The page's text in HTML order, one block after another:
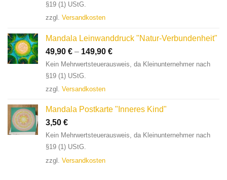
§19 (1) UStG.
zzgl. Versandkosten
Mandala Leinwanddruck "Natur-Verbundenheit"
49,90 € – 149,90 €
Kein Mehrwertsteuerausweis, da Kleinunternehmer nach
§19 (1) UStG.
zzgl. Versandkosten
Mandala Postkarte "Inneres Kind"
3,50 €
Kein Mehrwertsteuerausweis, da Kleinunternehmer nach
§19 (1) UStG.
zzgl. Versandkosten